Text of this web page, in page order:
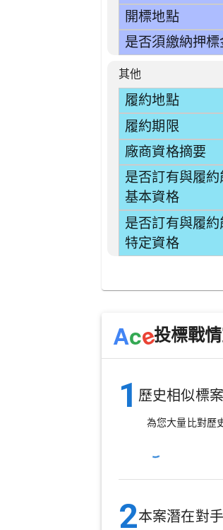
開標地點
是否須繳納押標
其他
履約地點
履約期限
廠商資格摘要
是否訂有與履
基本資格
是否訂有與履
特定資格
Ace投標戰
1 歷史相似標
為您大量比對歷
2本案潛在對